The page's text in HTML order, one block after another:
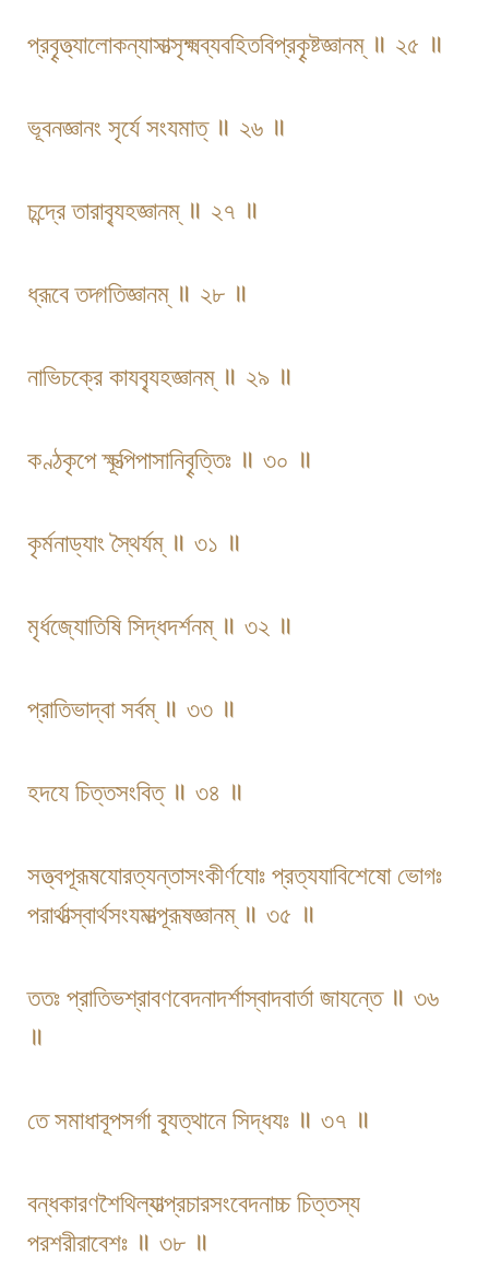
প্রবৄত্ত্যালোকন্যাসাত্সৃক্ষ্মব্যবহিতবিপ্রকৄষ্টজ্ঞানম্ ॥ ২৫ ॥
ভূবনজ্ঞানং সৃর্যে সংযমাত্ ॥ ২৬ ॥
চন্দ্রে তারাব্যৃহজ্ঞানম্ ॥ ২৭ ॥
ধ্রূবে তদ্গতিজ্ঞানম্ ॥ ২৮ ॥
নাভিচক্রে কাযব্যৃহজ্ঞানম্ ॥ ২৯ ॥
কণ্ঠকৃপে ক্ষূত্পিপাসানিবৄত্তিঃ ॥ ৩০ ॥
কৃর্মনাড্যাং স্থৈর্যম্ ॥ ৩১ ॥
মৃর্ধজ্যোতিষি সিদ্ধদর্শনম্ ॥ ৩২ ॥
প্রাতিভাদ্বা সর্বম্ ॥ ৩৩ ॥
হদযে চিত্তসংবিত্ ॥ ৩৪ ॥
সত্ত্বপূরূষযোরত্যন্তাসংকীর্ণযোঃ প্রত্যযাবিশেষো ভোগঃ
পরার্থাত্স্বার্থসংযমাত্পূরূষজ্ঞানম্ ॥ ৩৫ ॥
ততঃ প্রাতিভশ্রাবণবেদনাদর্শাস্বাদবার্তা জাযন্তে ॥ ৩৬
॥
তে সমাধাবূপসর্গা ব্যূত্থানে সিদ্ধযঃ ॥ ৩৭ ॥
বন্ধকারণশৈথিল্যাত্প্রচারসংবেদনাচ্চ চিত্তস্য
পরশরীরাবেশঃ ॥ ৩৮ ॥